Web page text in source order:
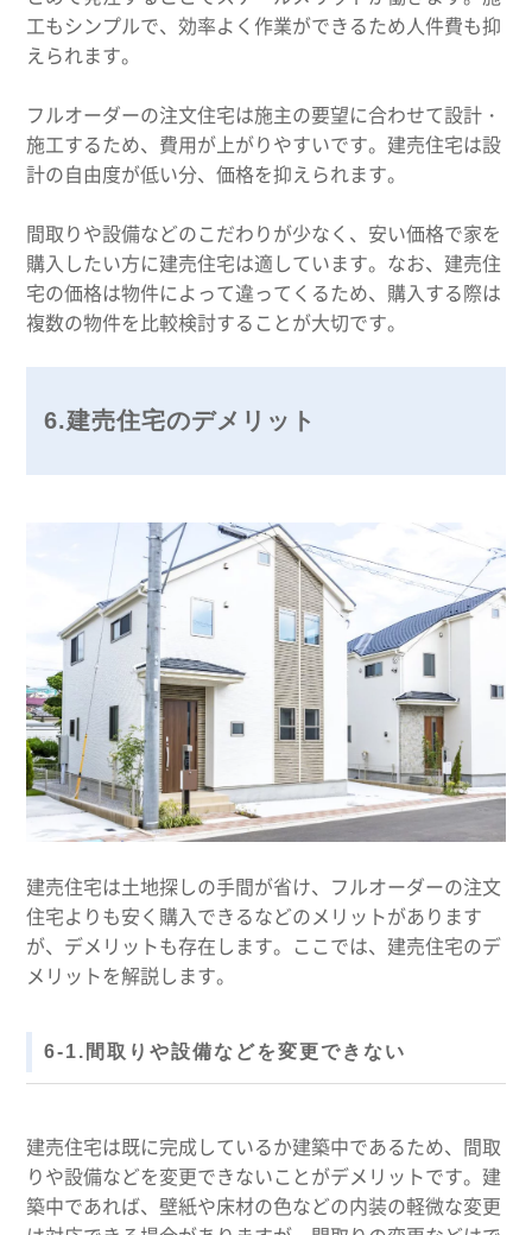
工もシンプルで、効率よく作業ができるため人件費も抑
えられます。
フルオーダーの注文住宅は施主の要望に合わせて設計・
施工するため、費用が上がりやすいです。建売住宅は設
計の自由度が低い分、価格を抑えられます。
間取りや設備などのこだわりが少なく、安い価格で家を
購入したい方に建売住宅は適しています。なお、建売住
宅の価格は物件によって違ってくるため、購入する際は
複数の物件を比較検討することが大切です。
6.建売住宅のデメリット
建売住宅は土地探しの手間が省け、フルオーダーの注文
住宅よりも安く購入できるなどのメリットがあります
が、デメリットも存在します。ここでは、建売住宅のデ
メリットを解説します。
6-1.間取りや設備などを変更できない
建売住宅は既に完成しているか建築中であるため、間取
りや設備などを変更できないことがデメリットです。建
築中であれば、壁紙や床材の色などの内装の軽微な変更